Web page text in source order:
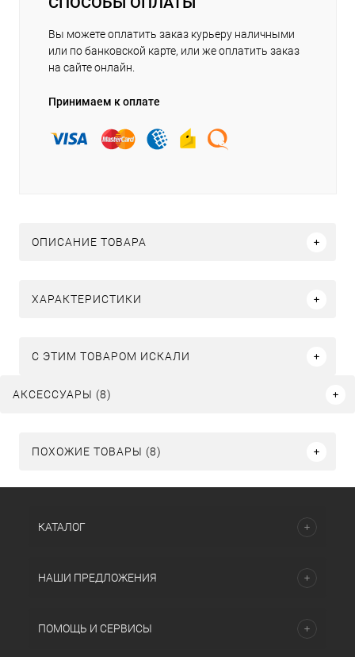
Вы можете оплатить заказ курьеру наличными
или по банковской карте, или же оплатить заказ
на сайте онлайн.
Принимаем к оплате
ОПИСАНИЕ ТОВАРА
ХАРАКТЕРИСТИКИ
C ЭТИМ ТОВАРОМ ИСКАЛИ
АКСЕССУАРЫ (8)
ПОХОЖИЕ ТОВАРЫ (8)
КАТАЛОГ
НАШИ ПРЕДЛОЖЕНИЯ
ПОМОЩЬ И СЕРВИСЫ